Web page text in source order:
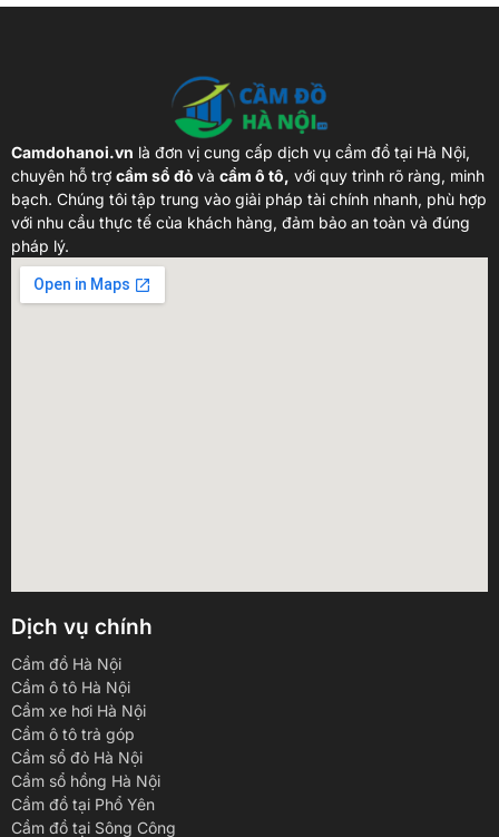
Camdohanoi.vn là đơn vị cung cấp dịch vụ cầm đồ tại Hà Nội,
chuyên hỗ trợ cầm sổ đỏ và cầm ô tô, với quy trình rõ ràng, minh
bạch. Chúng tôi tập trung vào giải pháp tài chính nhanh, phù hợp
với nhu cầu thực tế của khách hàng, đảm bảo an toàn và đúng
pháp lý.
Dịch vụ chính
Cầm đồ Hà Nội
Cầm ô tô Hà Nội
Cầm xe hơi Hà Nội
Cầm ô tô trả góp
Cầm sổ đỏ Hà Nội
Cầm sổ hồng Hà Nội
Cầm đồ tại Phổ Yên
Cầm đồ tại Sông Công